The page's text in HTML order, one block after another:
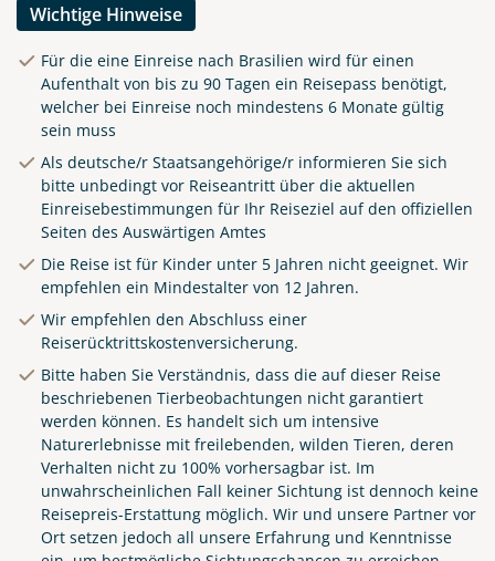
Wichtige Hinweise
Für die eine Einreise nach Brasilien wird für einen
Aufenthalt von bis zu 90 Tagen ein Reisepass benötigt,
welcher bei Einreise noch mindestens 6 Monate gültig
sein muss
Als deutsche/r Staatsangehörige/r informieren Sie sich
bitte unbedingt vor Reiseantritt über die aktuellen
Einreisebestimmungen für Ihr Reiseziel auf den offiziellen
Seiten des Auswärtigen Amtes
Die Reise ist für Kinder unter 5 Jahren nicht geeignet. Wir
empfehlen ein Mindestalter von 12 Jahren.
Wir empfehlen den Abschluss einer
Reiserücktrittskostenversicherung.
Bitte haben Sie Verständnis, dass die auf dieser Reise
beschriebenen Tierbeobachtungen nicht garantiert
werden können. Es handelt sich um intensive
Naturerlebnisse mit freilebenden, wilden Tieren, deren
Verhalten nicht zu 100% vorhersagbar ist. Im
unwahrscheinlichen Fall keiner Sichtung ist dennoch keine
Reisepreis-Erstattung möglich. Wir und unsere Partner vor
Ort setzen jedoch all unsere Erfahrung und Kenntnisse